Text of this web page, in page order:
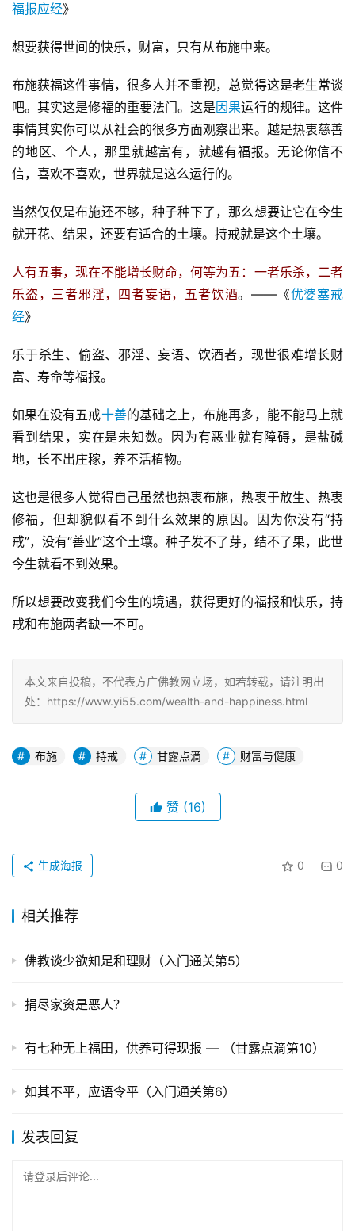
福报应经》
想要获得世间的快乐，财富，只有从布施中来。
布施获福这件事情，很多人并不重视，总觉得这是老生常谈
吧。其实这是修福的重要法门。这是因果运行的规律。这件
事情其实你可以从社会的很多方面观察出来。越是热衷慈善
的地区、个人，那里就越富有，就越有福报。无论你信不
信，喜欢不喜欢，世界就是这么运行的。
当然仅仅是布施还不够，种子种下了，那么想要让它在今生
就开花、结果，还要有适合的土壤。持戒就是这个土壤。
人有五事，现在不能增长财命，何等为五：一者乐杀，二者
乐盗，三者邪淫，四者妄语，五者饮酒。——《优婆塞戒
经》
乐于杀生、偷盗、邪淫、妄语、饮酒者，现世很难增长财
富、寿命等福报。
如果在没有五戒十善的基础之上，布施再多，能不能马上就
看到结果，实在是未知数。因为有恶业就有障碍，是盐碱
地，长不出庄稼，养不活植物。
这也是很多人觉得自己虽然也热衷布施，热衷于放生、热衷
修福，但却貌似看不到什么效果的原因。因为你没有“持
戒”，没有“善业”这个土壤。种子发不了芽，结不了果，此世
今生就看不到效果。
所以想要改变我们今生的境遇，获得更好的福报和快乐，持
戒和布施两者缺一不可。
本文来自投稿，不代表方广佛教网立场，如若转载，请注明出
处：https://www.yi55.com/wealth-and-happiness.html
布施 持戒 甘露点滴 财富与健康
赞 (16)
0 0
生成海报
相关推荐
佛教谈少欲知足和理财（入门通关第5）
捐尽家资是恶人？
有七种无上福田，供养可得现报 — （甘露点滴第10）
如其不平，应语令平（入门通关第6）
发表回复
请登录后评论...